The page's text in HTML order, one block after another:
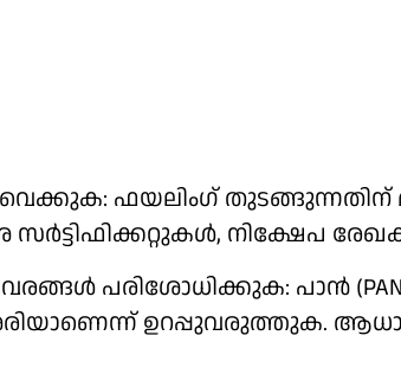
വെക്കുക: ഫയലിംഗ് തുടങ്ങുന്നതിന്
സർട്ടിഫിക്കറ്റുകൾ, നിക്ഷേപ
പരിശോധിക്കുക: പാൻ
ഉറപ്പുവരുത്തുക.